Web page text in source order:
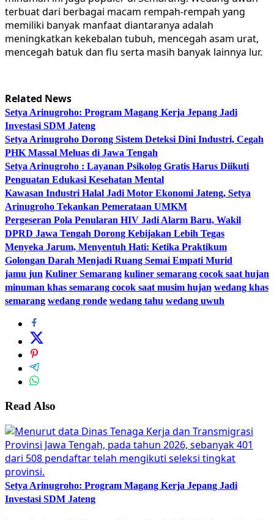
terbuat dari berbagai macam rempah-rempah yang
memiliki banyak manfaat diantaranya adalah
meningkatkan kekebalan tubuh, mencegah asam urat,
mencegah batuk dan flu serta masih banyak lainnya lur.
Related News
Setya Arinugroho: Program Magang Kerja Jepang Jadi
Investasi SDM Jateng
Setya Arinugroho Dorong Sistem Deteksi Dini Industri, Cegah
PHK Massal Meluas di Jawa Tengah
Setya Arinugroho : Layanan Psikolog Gratis Harus Diikuti
Penguatan Edukasi Kesehatan Mental
Kawasan Industri Halal Jadi Motor Ekonomi Jateng, Setya
Arinugroho Tekankan Pemerataan UMKM
Pergeseran Pola Penularan HIV Jadi Alarm Baru, Wakil
DPRD Jawa Tengah Dorong Kebijakan Lebih Tegas
Menyeka Jarum, Menyentuh Hati: Ketika Praktikum
Golongan Darah Menjadi Ruang Semai Empati Murid
jamu jun Kuliner Semarang kuliner semarang cocok saat hujan
minuman khas semarang cocok saat musim hujan wedang khas
semarang wedang ronde wedang tahu wedang uwuh
Read Also
Setya Arinugroho: Program Magang Kerja Jepang Jadi
Investasi SDM Jateng